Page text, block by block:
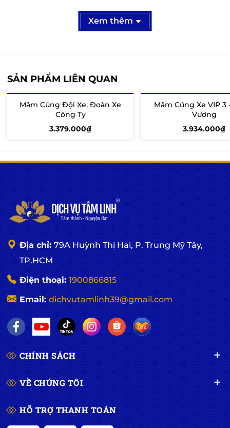
Nỗi lo thật của chủ xe – doanh nghiệp
Sợ tài xế gặp sự cố
Vì sao phải cúng xe?
---
Xem thêm
SẢN PHẨM LIÊN QUAN
Mâm Cúng Đội Xe, Đoàn Xe
Công Ty
3.379.000₫
Mâm Cúng Xe VIP 3
Vượng
3.934.000₫
Địa chỉ: 79A Huỳnh Thị Hai, P. Trung Mỹ Tây,
TP.HCM
Điện thoại: 1900866815
Email: dichvutamlinh39@gmail.com
CHÍNH SÁCH
VỀ CHÚNG TÔI
HỖ TRỢ THANH TOÁN